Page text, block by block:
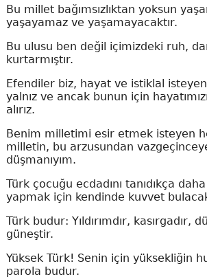
Bu millet bağımsızlıktan yoksun
yaşayamaz ve yaşamayacaktır.
Bu ulusu ben değil içimizdeki ruh,
kurtarmıştır.
Efendiler biz, hayat ve istiklal
yalnız ve ancak bunun için
alırız.
Benim milletimi esir etmek isteyen
milletin, bu arzusundan
düşmanıyım.
Türk çocuğu ecdadını tanıdıkça
yapmak için kendinde kuvvet
Türk budur: Yıldırımdır, kasırgadır,
güneştir.
Yüksek Türk! Senin için yüksekliğin
parola budur.